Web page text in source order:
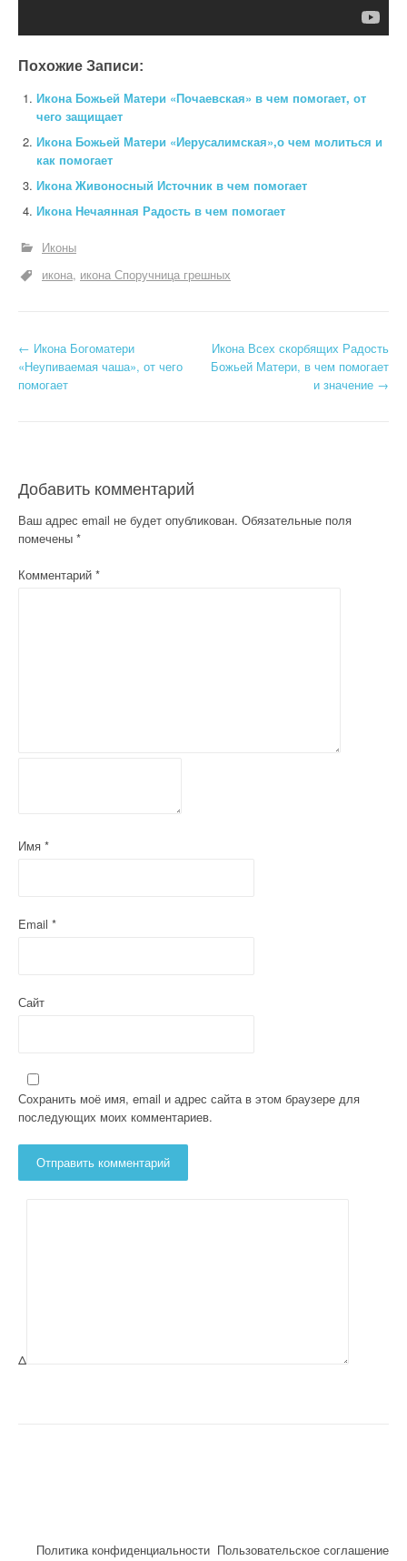
Похожие Записи:
Икона Божьей Матери «Почаевская» в чем помогает, от
чего защищает
Икона Божьей Матери «Иерусалимская»,о чем молиться и
как помогает
Икона Живоносный Источник в чем помогает
Икона Нечаянная Радость в чем помогает
Иконы
икона икона Споручница грешных
Н
а
г
а
ц
и
с
← Икона Богоматери
«Неупиваемая чаша», от чего
помогает
Икона Всех скорбящих Радость
Божьей Матери, в чем помогает
и значение →
Добавить комментарий
Ваш адрес email не будет опубликован. Обязательные поля
помечены *
Комментарий *
Имя *
Email *
Сайт
Сохранить моё имя, email и адрес сайта в этом браузере для
последующих моих комментариев.
Δ
Политика конфиденциальности Пользовательское соглашение